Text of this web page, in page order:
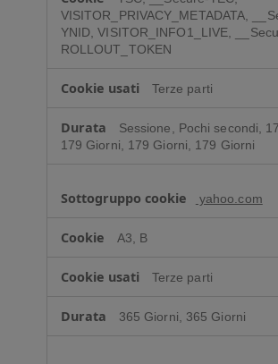
VISITOR_PRIVACY_METADATA,
YNID, VISITOR_INFO1_LIVE,
ROLLOUT_TOKEN
Terze parti
Sessione, Pochi secondi,
179 Giorni, 179 Giorni, 179 Giorni
yahoo.com
A3, B
Terze parti
365 Giorni, 365 Giorni